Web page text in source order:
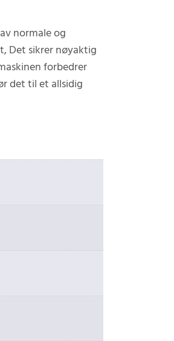
normale og
Det sikrer nøyaktig
forbedrer
det til et allsidig